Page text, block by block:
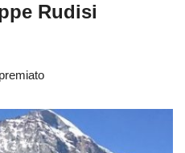
Rudisi